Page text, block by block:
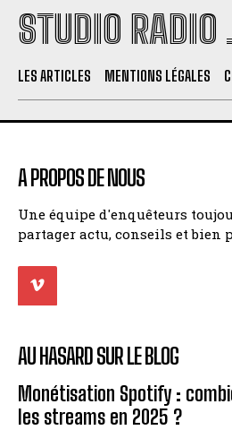
STUDIO RADIO
LES ARTICLES MENTIONS LÉGALES
A PROPOS DE NOUS
Une équipe d'enquêteurs
partager actu, conseils et bien
AU HASARD SUR LE BLOG
Monétisation Spotify :
les streams en 2025 ?